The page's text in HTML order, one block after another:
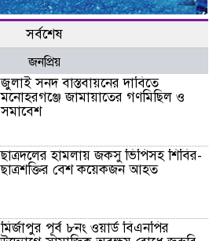
সর্বশেষ
জনপ্রিয়
জুলাই সনদ বাস্তবায়নের দাবিতে
মনোহরগঞ্জে জামায়াতের গণমিছিল ও
সমাবেশ
ছাত্রদলের হামলায় জকসু ভিপিসহ শিবির-
ছাত্রশক্তির বেশ কয়েকজন আহত
মির্জাপুর পূর্ব ৮নং ওয়ার্ড বিএনপির